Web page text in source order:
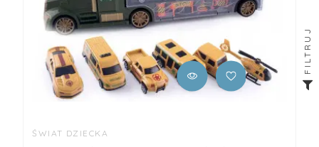
ŚWIAT DZIECKA
FILTRUJ